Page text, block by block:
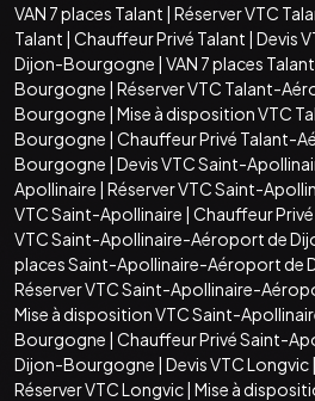
VAN 7 places Talant | Réserver VTC
Talant | Chauffeur Privé Talant | Devis
Dijon-Bourgogne | VAN 7 places
Bourgogne | Réserver VTC Talant-
Bourgogne | Mise à disposition VTC
Bourgogne | Chauffeur Privé Talant-
Bourgogne | Devis VTC Saint-
Apollinaire | Réserver VTC Saint-
VTC Saint-Apollinaire | Chauffeur
VTC Saint-Apollinaire-Aéroport de
places Saint-Apollinaire-Aéroport de
Réserver VTC Saint-Apollinaire-
Mise à disposition VTC Saint-
Bourgogne | Chauffeur Privé Saint-
Dijon-Bourgogne | Devis VTC Longvic|
Réserver VTC Longvic| Mise à